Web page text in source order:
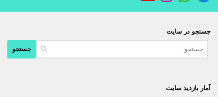
جستجو در سایت
آمار بازدید سایت